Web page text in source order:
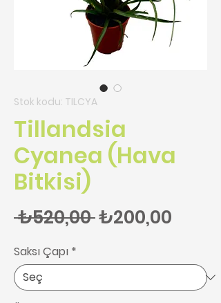
Stok kodu: TILCYA
Tillandsia
Cyanea (Hava
Bitkisi)
₺520,00 Normal Fiyat
₺200,00
Saksı Çapı *